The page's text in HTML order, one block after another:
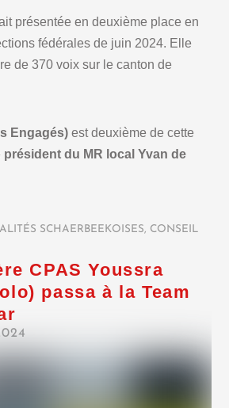
présentée en deuxième place en
fédérales de juin 2024. Elle
de 370 voix sur le canton de
Engagés) est deuxième de cette
président du MR local Yvan de
SCHAERBEEKOISES, CONSEIL
CPAS Youssra
passa à la Team